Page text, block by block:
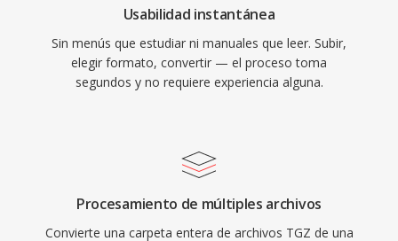
Usabilidad instantánea
Sin menús que estudiar ni manuales que leer. Subir,
elegir formato, convertir — el proceso toma
segundos y no requiere experiencia alguna.
Procesamiento de múltiples archivos
Convierte una carpeta entera de archivos TGZ de una